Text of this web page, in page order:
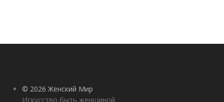
© 2026 Женский Мир
Искусство быть женщиной